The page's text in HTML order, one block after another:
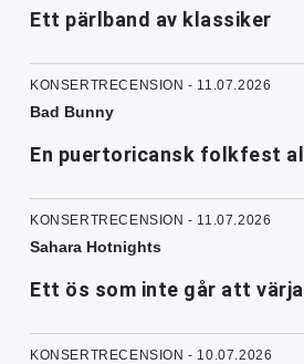
Ett pärlband av klassiker
KONSERTRECENSION - 11.07.2026
Bad Bunny
En puertoricansk folkfest
KONSERTRECENSION - 11.07.2026
Sahara Hotnights
Ett ös som inte går att
KONSERTRECENSION - 10.07.2026